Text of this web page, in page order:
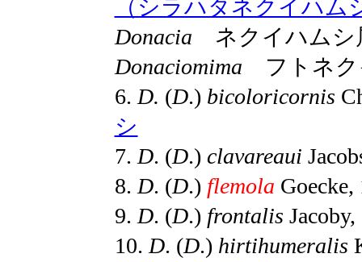
（シラハタネクイハム
Donacia ネクイハムシ
Donaciomima
フトネ
6. D. (D.) bicoloricornis
シ
7. D. (D.) clavareaui
8. D. (D.) flemola
9. D. (D.) frontalis
10. D. (D.) hirtihumeralis